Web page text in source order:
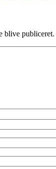
blive publiceret.